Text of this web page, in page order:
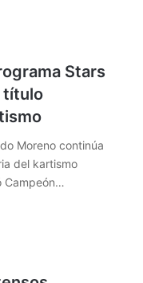
Stars
título
Moreno continúa
del kartismo
Campeón…